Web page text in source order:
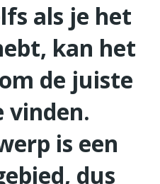
als je het
kan het
de juiste
vinden.
is een
dus